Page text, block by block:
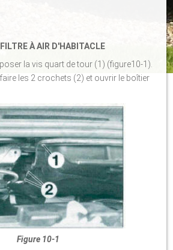
À AIR D'HABITACLE
la vis quart de tour (1) (figure10-1).
les 2 crochets (2) et ouvrir le boîtier
Figure 10-1